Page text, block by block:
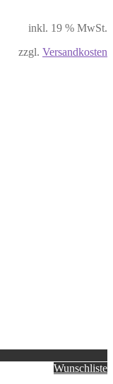
inkl. 19 % MwSt.
zzgl. Versandkosten
Wunschliste